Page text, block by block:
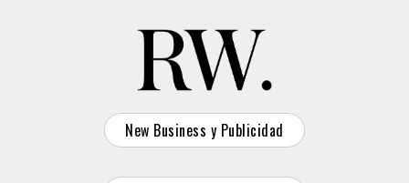
New Business y Publicidad